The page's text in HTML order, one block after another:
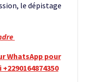
le dépistage
WhatsApp pour